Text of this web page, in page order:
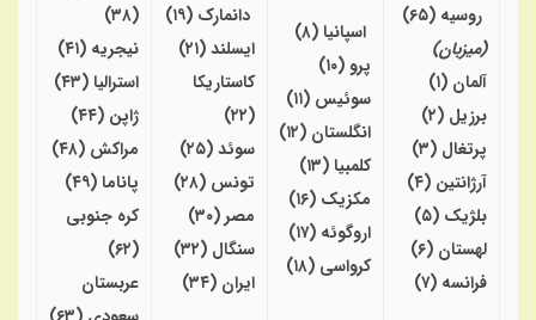
روسیه (۶۵)
(میزبان)
آلمان (۱)
برزیل (۲)
پرتغال (۳)
آرژانتین (۴)
بلژیک (۵)
لهستان (۶)
فرانسه (۷)
اسپانیا (۸)
پرو (۱۰)
سوئیس (۱۱)
انگلستان (۱۲)
کلمبیا (۱۳)
مکزیک (۱۶)
اروگوئه (۱۷)
کرواسی (۱۸)
دانمارک (۱۹)
ایسلند(۲۱)
کاستاریکا
(۲۲)
سوئد(۲۵)
تونس (۲۸)
مصر(۳۰)
سنگال (۳۲)
ایران (۳۴)
(۳۸)
نیجریه (۴۱)
استرالیا (۴۳)
ژاپن (۴۴)
مراکش (۴۸)
پاناما (۴۹)
کره جنوبی
(۶۲)
عربستان